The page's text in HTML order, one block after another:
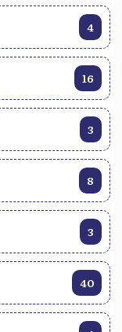
in the face of
their
construction of the
life in Haiti. Games like
TiTaTo, Kay,
mab, woule sèk, twa
bring people together,
community,
aspect, from national
helps weave the rich
proud. These
of the nation, a
to be passed down
4
16
3
8
3
40